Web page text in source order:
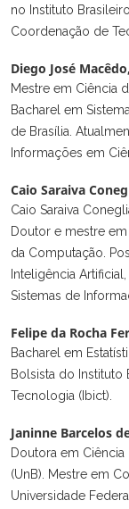
no Instituto
Coordenação de
Diego José Macêdo,
Mestre em Ciência
Bacharel em
de Brasília.
Informações em
Caio Saraiva
Caio Saraiva
Doutor e mestre
da Computação.
Inteligência
Sistemas de
Felipe da Rocha
Bacharel em
Bolsista do Instituto
Tecnologia (Ibict).
Janinne Barcelos
Doutora em
(UnB). Mestre em
Universidade